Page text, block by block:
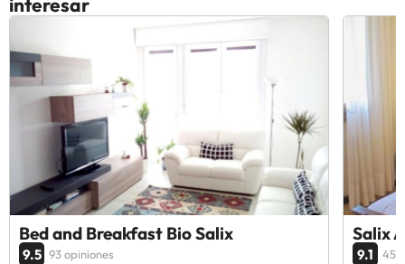
Bed and Breakfast Bio Salix
9.5 93 opiniones
Salix
9.1 45